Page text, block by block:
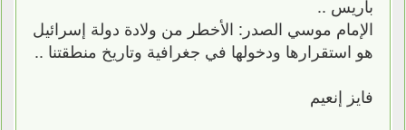
باريس ..
الإمام موسي الصدر: الأخطر من ولادة دولة إسرائيل
هو استقرارها ودخولها في جغرافية وتاريخ منطقتنا ..
فايز إنعيم